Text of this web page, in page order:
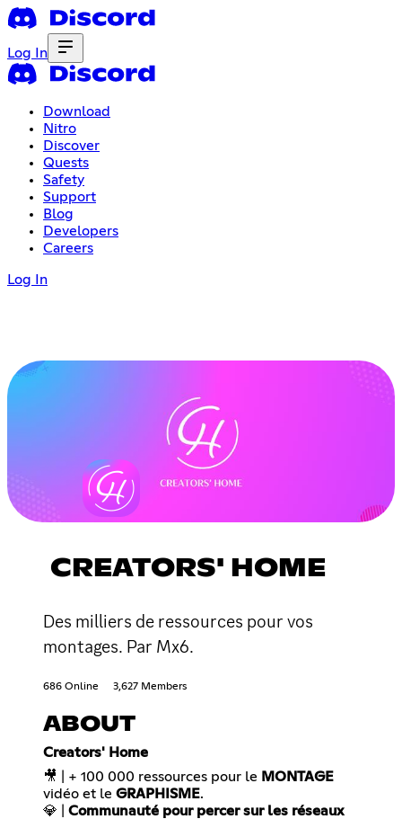
Log In
Download
Nitro
Discover
Quests
Safety
Support
Blog
Developers
Careers
Log In
CREATORS' HOME
Des milliers de ressources pour vos
montages. Par Mx6.
686 Online 3,627 Members
ABOUT
Creators' Home
🎥 | + 100 000 ressources pour le MONTAGE
vidéo et le GRAPHISME.
💎 | Communauté pour percer sur les réseaux